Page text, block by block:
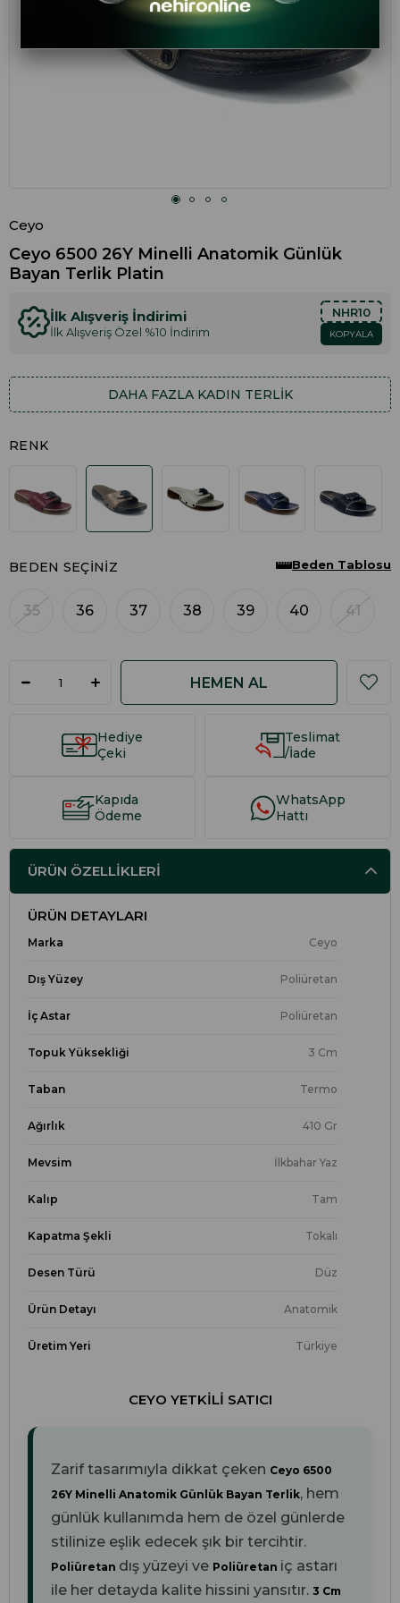
Ceyo
Ceyo 6500 26Y Minelli Anatomik Günlük
Bayan Terlik Platin
İlk Alışveriş İndirimi
İlk Alışveriş Özel %10 İndirim
NHR10
KOPYALA
DAHA FAZLA KADIN TERLIK
RENK
BEDEN SEÇINIZ
35 36 37 38 39 40 41
Beden Tablosu
Hediye
Çeki
Teslimat
/İade
Kapıda
Ödeme
WhatsApp
Hattı
ÜRÜN ÖZELLIKLERI
ÜRÜN DETAYLARI
Marka Ceyo
Dış Yüzey Poliüretan
İç Astar Poliüretan
Topuk Yüksekliği 3 Cm
Taban Termo
Ağırlık 410 Gr
Mevsim İlkbahar Yaz
Kalıp Tam
Kapatma Şekli Tokalı
Desen Türü Düz
Ürün Detayı Anatomik
Üretim Yeri Türkiye
CEYO YETKILI SATICI
Zarif tasarımıyla dikkat çeken Ceyo 6500
26Y Minelli Anatomik Günlük Bayan Terlik, hem
günlük kullanımda hem de özel günlerde
stilinize eşlik edecek şık bir tercihtir.
Poliüretan dış yüzeyi ve Poliüretan iç astarı
ile her detayda kalite hissini yansıtır. 3 Cm